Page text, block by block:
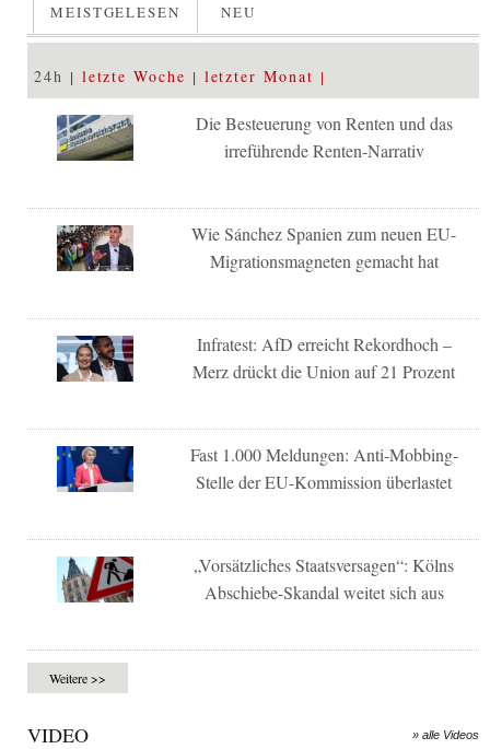
MEISTGELESEN NEU
24h letzte Woche letzter Monat
Die Besteuerung von Renten und das
irreführende Renten-Narrativ
Wie Sánchez Spanien zum neuen EU-
Migrationsmagneten gemacht hat
Infratest: AfD erreicht Rekordhoch –
Merz drückt die Union auf 21 Prozent
Fast 1.000 Meldungen: Anti-Mobbing-
Stelle der EU-Kommission überlastet
„Vorsätzliches Staatsversagen“: Kölns
Abschiebe-Skandal weitet sich aus
Weitere >>
VIDEO » alle Videos